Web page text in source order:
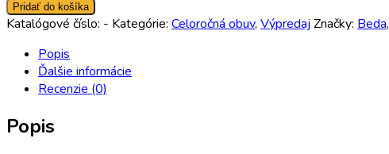
Pridať do košíka
Katalógové číslo: - Kategórie: Celoročná obuv, Výpredaj Značky: Beda,
Popis
Ďalšie informácie
Recenzie (0)
Popis